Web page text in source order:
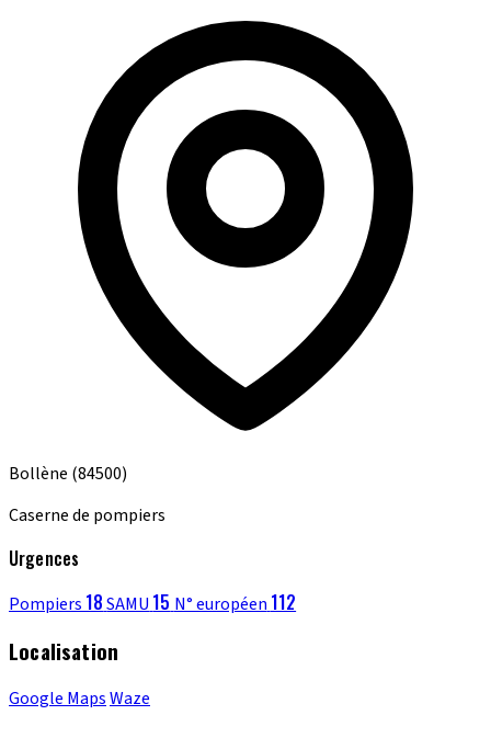
Bollène (84500)
Caserne de pompiers
Urgences
Pompiers 18SAMU 15 N° européen 112
Localisation
Google MapsWaze